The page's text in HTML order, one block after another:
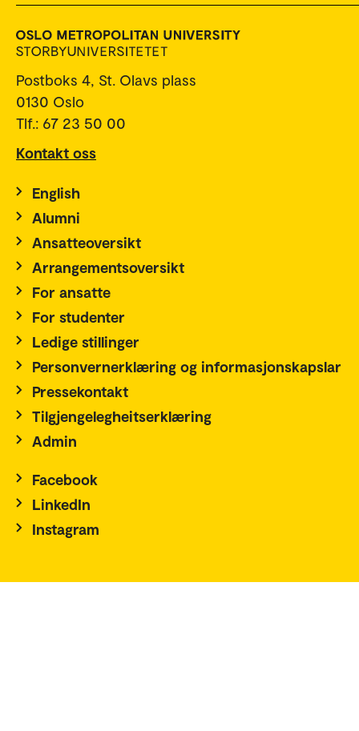
Postboks 4, St. Olavs plass
0130 Oslo
Tlf.: 67 23 50 00
Kontakt oss
English
Alumni
Ansatteoversikt
Arrangementsoversikt
For ansatte
For studenter
Ledige stillinger
Personvernerklæring og informasjonskapslar
Pressekontakt
Tilgjengelegheitserklæring
Admin
Facebook
LinkedIn
Instagram